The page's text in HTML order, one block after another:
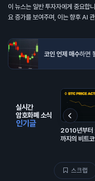
이 뉴스는 일반 투자자에게 중요
요 증가를 보여주며, 이는 향후 AI
코인 언제 매수하면
실시간
암호화폐 소식
인기글
2010년부
까지의 비트
스크랩